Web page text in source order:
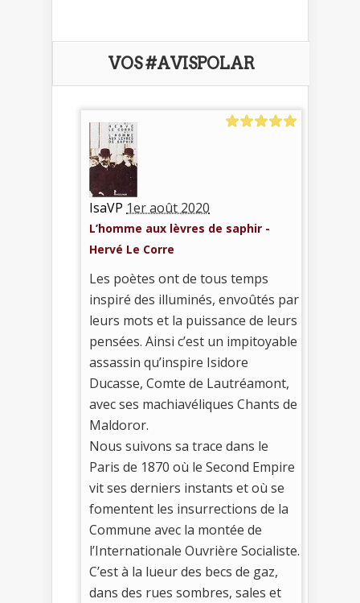
VOS #AVISPOLAR
IsaVP 1er août 2020
L’homme aux lèvres de saphir -
Hervé Le Corre
Les poètes ont de tous temps
inspiré des illuminés, envoûtés par
leurs mots et la puissance de leurs
pensées. Ainsi c’est un impitoyable
assassin qu’inspire Isidore
Ducasse, Comte de Lautréamont,
avec ses machiavéliques Chants de
Maldoror.
Nous suivons sa trace dans le
Paris de 1870 où le Second Empire
vit ses derniers instants et où se
fomentent les insurrections de la
Commune avec la montée de
l’Internationale Ouvrière Socialiste.
C’est à la lueur des becs de gaz,
dans des rues sombres, sales et